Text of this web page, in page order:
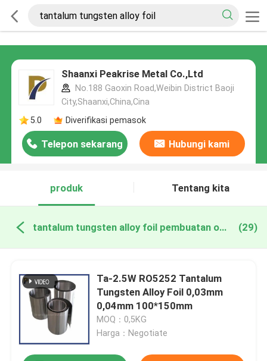
Shaanxi Peakrise Metal Co.,Ltd
No.188 Gaoxin Road,Weibin District Baoji
City,Shaanxi,China,Cina
5.0
Diverifikasi pemasok
Telepon sekarang Hubungi kami
produk Tentang kita
tantalum tungsten alloy foil pembuatan online (29)
Ta-2.5W RO5252 Tantalum
Tungsten Alloy Foil 0,03mm
0,04mm 100*150mm
MOQ：0,5KG
Harga：Negotiate